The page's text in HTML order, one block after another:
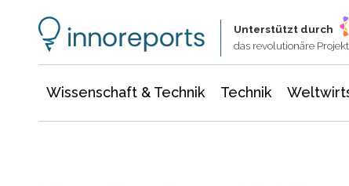
Unterstützt durch
das revolutionäre
Wissenschaft & Technik Technik